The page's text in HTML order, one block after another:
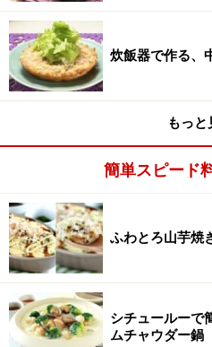
2
材料を混ぜる
ひき肉にたまねぎ、牛乳と合
う、ナツメグを加え、よく混
炊飯器で作る、
もっと
簡単スピード
ふわとろ山芋焼
シチュールーで
ムチャウダー鍋